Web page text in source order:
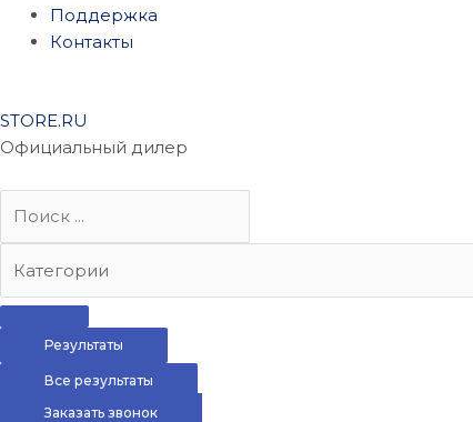
Поддержка
Контакты
STORE.RU
Официальный дилер
Результаты
Все результаты
Заказать звонок